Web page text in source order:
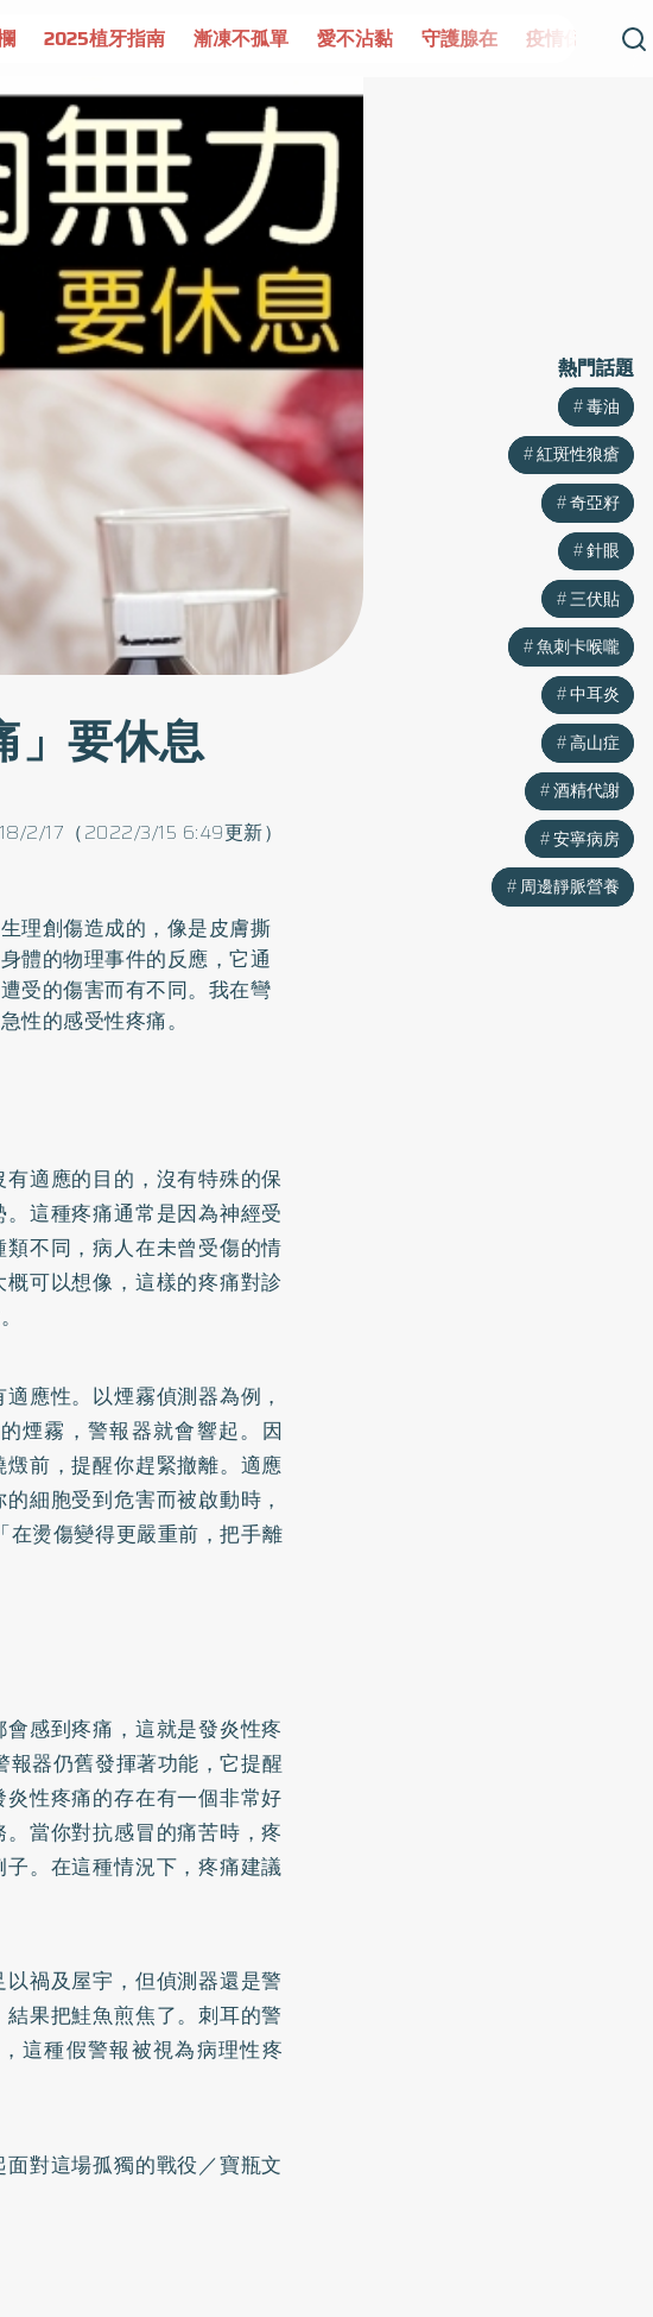
漸凍不孤單 愛不沾黏 守護腺在 疫情保衛戰 再生醫學 愛的
要休息
2/17（2022/3/15 6:49更新）
理創傷造成的，像是皮膚撕
體的物理事件的反應，它通
受的傷害而有不同。我在彎
性的感受性疼痛。
適應的目的，沒有特殊的保
這種疼痛通常是因為神經受
不同，病人在未曾受傷的情
可以想像，這樣的疼痛對診
應性。以煙霧偵測器為例，
煙霧，警報器就會響起。因
前，提醒你趕緊撤離。適應
細胞受到危害而被啟動時，
燙傷變得更嚴重前，把手離
感到疼痛，這就是發炎性疼
器仍舊發揮著功能，它提醒
性疼痛的存在有一個非常好
當你對抗感冒的痛苦時，疼
。在這種情況下，疼痛建議
禍及屋宇，但偵測器還是警
果把鮭魚煎焦了。刺耳的警
這種假警報被視為病理性疼
對這場孤獨的戰役／寶瓶文
熱門話題
毒油
紅斑性狼瘡
奇亞籽
針眼
三伏貼
魚刺卡喉嚨
中耳炎
高山症
酒精代謝
安寧病房
周邊靜脈營養
熱門話題
毒油
紅斑性狼瘡
奇亞籽
針眼
三伏貼
魚刺卡喉嚨
中耳炎
高山症
酒精代謝
安寧病房
周邊靜脈營養